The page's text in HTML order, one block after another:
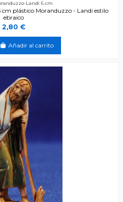
Landi 6 cm
cm plástico Moranduzzo - Landi estilo
ebraico
2,80 €
Añadir al carrito